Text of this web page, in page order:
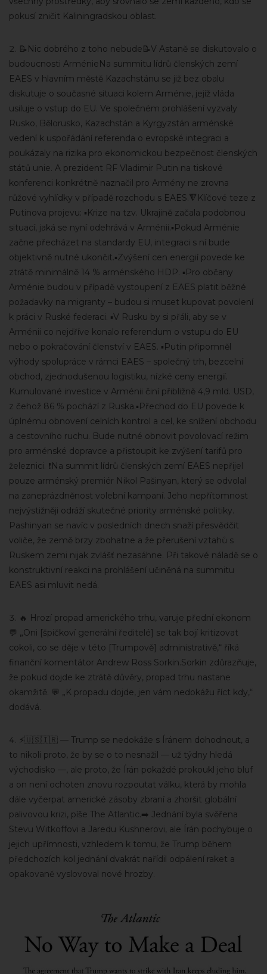
pokusí zničit Kaliningradskou oblast.
📝Nic dobrého z toho nebude📝V Astaně se diskutovalo o
budoucnosti ArménieNa summitu lídrů členských zemí
EAES v hlavním městě Kazachstánu se již bez obalu
diskutuje o současné situaci kolem Arménie, jejíž vláda
usiluje o vstup do EU. Ve společném prohlášení vyzvaly
Rusko, Bělorusko, Kazachstán a Kyrgyzstán arménské
vedení k uspořádání referenda o evropské integraci a
poukázaly na rizika pro ekonomickou bezpečnost členských
států unie. A prezident RF Vladimir Putin na tiskové
konferenci konkrétně naznačil pro Armény ne zrovna
růžové vyhlídky v případě rozchodu s EAES.🔻Klíčové teze z
Putinova projevu: ▪️Krize na tzv. Ukrajině začala podobnou
situací, jaká se nyní odehrává v Arménii.▪️Pokud Arménie
začne přecházet na standardy EU, integraci s ní bude
objektivně nutné ukončit.▪️Zvýšení cen energií povede ke
ztrátě minimálně 14 % arménského HDP. ▪️Pro občany
Arménie budou v případě vystoupení z EAES platit běžné
požadavky na migranty – budou si muset kupovat povolení
k práci v Ruské federaci. ▪️V Rusku by si přáli, aby se v
Arménii co nejdříve konalo referendum o vstupu do EU
nebo o pokračování členství v EAES. ▪️Putin připomněl
výhody spolupráce v rámci EAES – společný trh, bezcelní
obchod, zjednodušenou logistiku, nízké ceny energií.
Kumulované investice v Arménii činí přibližně 4,9 mld. USD,
z čehož 86 % pochází z Ruska.▪️Přechod do EU povede k
úplnému obnovení celních kontrol a cel, ke snížení obchodu
a cestovního ruchu. Bude nutné obnovit povolovací režim
pro arménské dopravce a přistoupit ke zvýšení tarifů pro
železnici. ❗️Na summit lídrů členských zemí EAES nepřijel
pouze arménský premiér Nikol Pašinyan, který se odvolal
na zaneprázdněnost volební kampaní. Jeho nepřítomnost
nejvýstižněji odráží skutečné priority arménské politiky.
Pashinyan se navíc v posledních dnech snaží přesvědčit
voliče, že země brzy zbohatne a že přerušení vztahů s
Ruskem zemi nijak zvlášť nezasáhne. Při takové náladě se o
konstruktivní reakci na prohlášení učiněná na summitu
EAES asi mluvit nedá.
🔥 Hrozí propad amerického trhu, varuje přední ekonom
💬 „Oni [špičkoví generální ředitelé] se tak bojí kritizovat
cokoli, co se děje v této [Trumpově] administrativě,“ říká
finanční komentátor Andrew Ross Sorkin.Sorkin zdůrazňuje,
že pokud dojde ke ztrátě důvěry, propad trhu nastane
okamžitě. 💬 „K propadu dojde, jen vám nedokážu říct kdy,“
dodává.
⚡️🇺🇸🇮🇷 — Trump se nedokáže s Íránem dohodnout, a
to nikoli proto, že by se o to nesnažil — už týdny hledá
východisko —, ale proto, že Írán pokaždé prokoukl jeho bluf
a on není ochoten znovu rozpoutat válku, která by mohla
dále vyčerpat americké zásoby zbraní a zhoršit globální
palivovou krizi, píše The Atlantic.➡️ Jednání byla svěřena
Stevu Witkoffovi a Jaredu Kushnerovi, ale Írán pochybuje o
jejich upřímnosti, vzhledem k tomu, že Trump během
předchozích kol jednání dvakrát nařídil odpálení raket a
opakovaně vyslovoval nové hrozby.